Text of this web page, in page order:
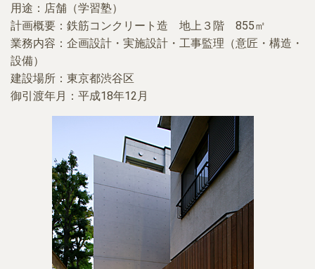
用途：店舗（学習塾）
計画概要：鉄筋コンクリート造 地上３階 855㎡
業務内容：企画設計・実施設計・工事監理（意匠・構造・
設備）
建設場所：東京都渋谷区
御引渡年月：平成18年12月